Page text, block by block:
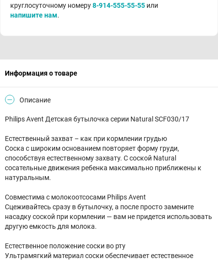
круглосуточному номеру8-914-555-55-55 или
напишите нам.
Информация о товаре
Описание
Philips Avent Детская бутылочка серии Natural SCF030/17
Естественный захват – как при кормлении грудью
Соска с широким основанием повторяет форму груди,
способствуя естественному захвату. С соской Natural
сосательные движения ребенка максимально приближены к
натуральным.​
Совместима с молокоотсосами Philips Avent
Сцеживайтесь сразу в бутылочку, а после просто замените
насадку соской при кормлении — вам не придется использовать
другую емкость для молока.
Естественное положение соски во рту
Ультрамягкий материал соски обеспечивает естественное